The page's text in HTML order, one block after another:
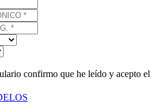
confirmo que he leído y acepto el